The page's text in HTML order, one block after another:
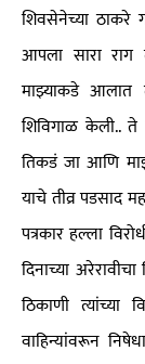
शिवसेनेच्या ठाकरे
आपला सारा राग
माझ्याकडे आलात
शिविगाळ केली..
तिकडं जा आणि
याचे तीव्र पडसाद
पत्रकार हल्ला
दिनाच्या
ठिकाणी त्यांच्या
वाहिन्यांवरून